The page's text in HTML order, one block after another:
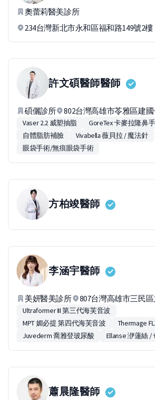
奧蕾莉醫美診所
234台灣新北市永和區福和路149號2樓
許文碩醫師醫師
碩儷診所 802台灣高雄市苓雅區建國
Vaser 2.2 威塑抽脂
GoreTex 卡麥拉隆鼻
自體脂肪補臉
Vivabella 薇貝拉 / 魔法針
眼袋手術/無痕眼袋手術
方柏竣醫師
李涵宇醫師
美妍醫美診所 807台灣高雄市三民
Ultraformer III 第三代海芙音波
MPT 媚必提 第四代海芙音波
Thermage
Juvederm 喬雅登玻尿酸
Ellanse 洢蓮絲 /
蕭晨隆醫師